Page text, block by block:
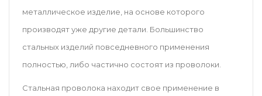
металлическое изделие, на основе которого
производят уже другие детали. Большинство
стальных изделий повседневного применения
полностью, либо частично состоят из проволоки.
Стальная проволока находит свое применение в